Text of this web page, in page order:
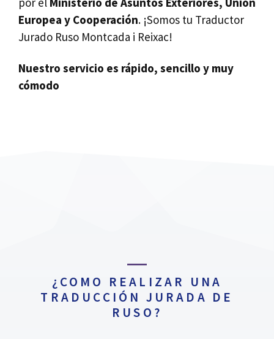
Europea y Cooperación. ¡Somos tu Traductor
Jurado Ruso Montcada i Reixac!
Nuestro servicio es rápido, sencillo y muy
cómodo
¿COMO REALIZAR UNA
TRADUCCIÓN JURADA DE
RUSO?